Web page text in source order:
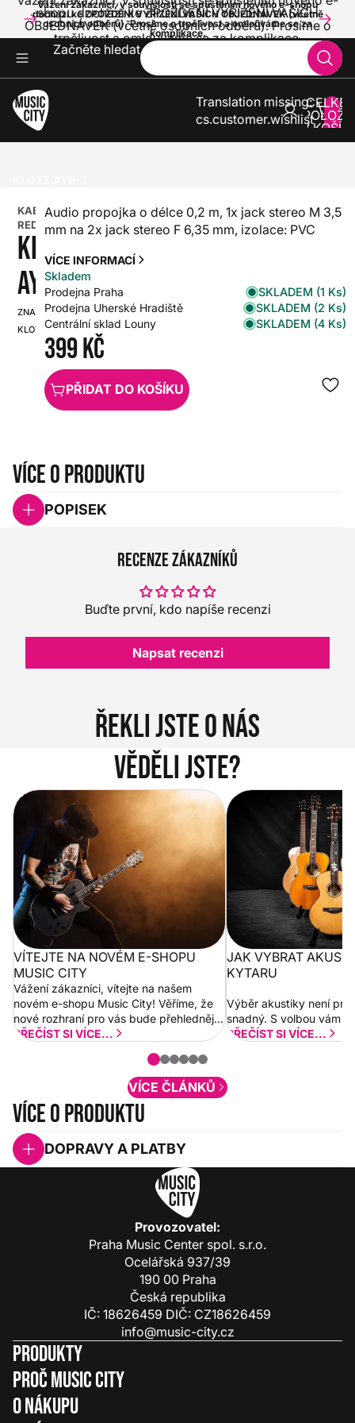
Vážení zákazníci, v souvislosti se spuštěním nového e-shopu
dochází ke ZPOŽDĚNÍ VYŘÍZENÍ VAŠICH OBJEDNÁVEK (včetně
osobních odběrů). Prosíme o trpělivost a omlouváme se za
komplikace.
shopu dochází ke ZPOŽDĚNÍ VYŘÍZENÍ VAŠICH
OBJEDNÁVEK (včetně osobních odběrů). Prosíme o
trpělivost a omlouváme se za komplikace.
Začněte hledat
Translation missing:
cs.customer.wishlist
V
0
KABELOVÉ
REDUKCE
KLOTZ
AYB-3
ZNAČKA:
KLOTZ
SKU:
HX0000000082759
Audio propojka o délce 0,2 m, 1x jack stereo M 3,5
mm na 2x jack stereo F 6,35 mm, izolace: PVC
VÍCE INFORMACÍ
Skladem
Prodejna Praha
SKLADEM (1 Ks)
Prodejna Uherské Hradiště
SKLADEM (2 Ks)
Centrální sklad Louny
SKLADEM (4 Ks)
399 Kč
PŘIDAT DO KOŠÍKU
Více o produktu
POPISEK
Recenze zákazníků
Buďte první, kdo napíše recenzi
Napsat recenzi
Řekli jste o nás
Věděli jste?
Vítejte na novém e-shopu Music
City
VÍTEJTE NA NOVÉM E-SHOPU
MUSIC CITY
Vážení zákazníci, vítejte na našem
novém e-shopu Music City! Věříme, že
nové rozhraní pro vás bude přehlednější
a rychlejší. Postupně budeme přidávat
PŘEČÍST SI VÍCE...
Jak vybrat
JAK VYBRAT
KYTARU
Výběr akustiky není pro
snadný. S volbou vám
PŘEČÍST SI VÍCE...
VÍCE ČLÁNKŮ
Více o produktu
DOPRAVY A PLATBY
Provozovatel:
Praha Music Center spol. s.r.o.
Ocelářská 937/39
190 00 Praha
Česká republika
IČ: 18626459 DIČ: CZ18626459
info@music-city.cz
Produkty
Proč Music City
O nákupu